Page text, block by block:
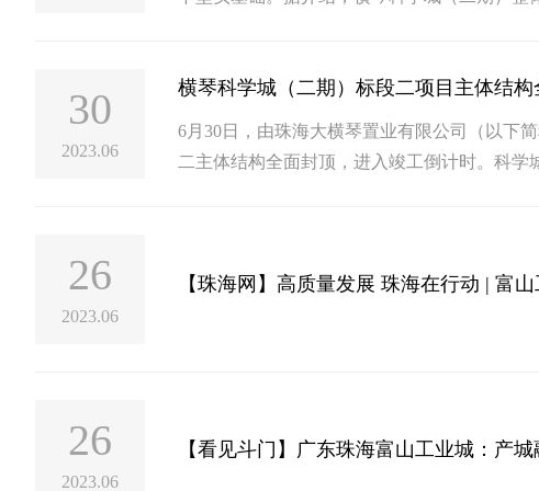
30
2023.06
横琴科学城（二期）标段二项目主体结构
6月30日，由珠海大横琴置业有限公司（以下
二主体结构全面封顶，进入竣工倒计时。科
26
2023.06
【珠海网】高质量发展 珠海在行动 | 富
26
2023.06
【看见斗门】广东珠海富山工业城：产